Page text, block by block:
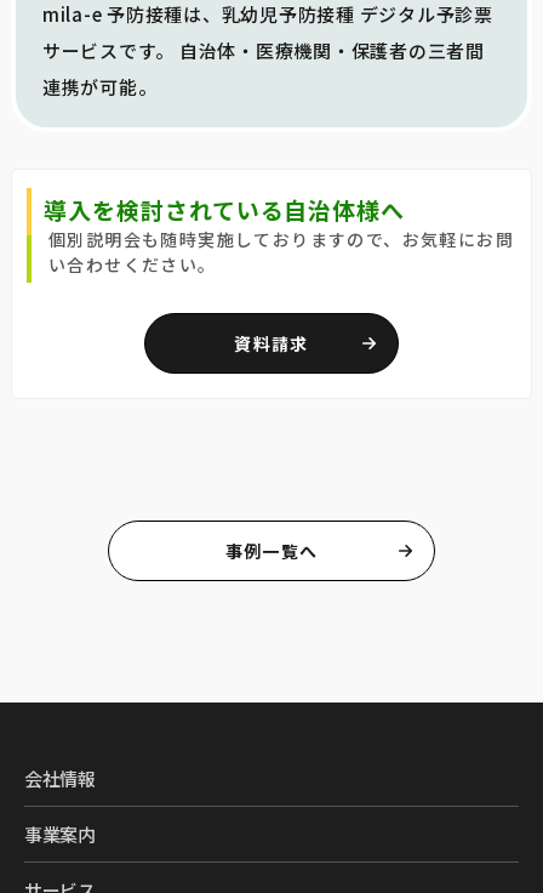
mila-e 予防接種は、乳幼児予防接種 デジタル予診票
サービスです。 自治体・医療機関・保護者の三者間
連携が可能。
導入を検討されている自治体様へ
個別説明会も随時実施しておりますので、お気軽にお問
い合わせください。
資料請求
事例一覧へ
会社情報
事業案内